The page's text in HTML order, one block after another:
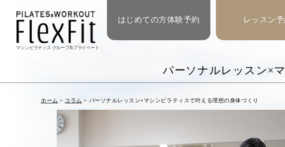
マシンピラティス グループ&プライベート
はじめての方体験予約 レッスン予
パーソナルレッスン×
ホーム > コラム > パーソナルレッスン×マシンピラティスで叶える理想の身体づくり